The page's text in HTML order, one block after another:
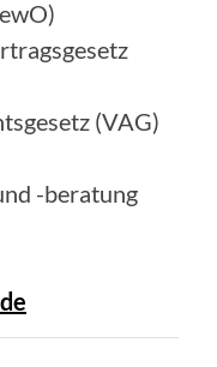
(VAG)
-beratung